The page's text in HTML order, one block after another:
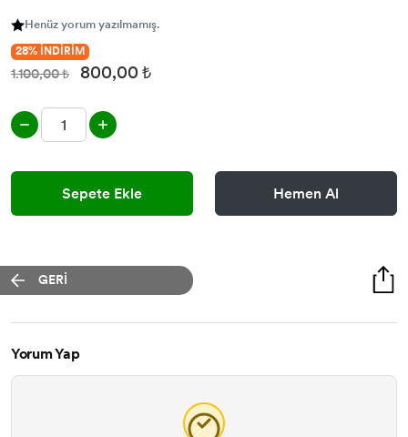
Henüz yorum yazılmamış.
28% İNDİRİM
1.100,00 ₺ 800,00 ₺
Sepete Ekle Hemen Al
GERİ
Yorum Yap